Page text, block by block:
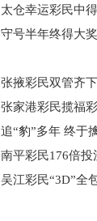
太仓幸运彩民中
守号半年终得大
张掖彩民双管齐
张家港彩民揽福
追“豹”多年 终于
南平彩民176倍投
吴江彩民“3D”全